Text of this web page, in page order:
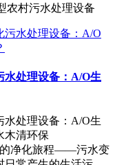
农村污水处理设备
水处理设备：A/O生
水处理设备：A/O生
木清环保
的净化旅程——污水变